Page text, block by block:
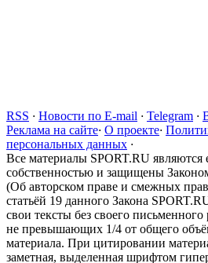
RSS · Новости по E-mail · Telegram ·
Реклама на сайте· О проекте·
персональных данных ·
Все материалы SPORT.RU являются
собственностью и защищены
(Об авторском праве и смежных
статьёй 19 данного Закона
свои тексты без своего
не превышающих 1/4 от общего
материала. При цитировании
заметная, выделенная шрифтом